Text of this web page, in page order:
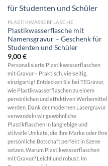
PLASTIKWASSERFLASCHE
Plastikwasserflasche mit
Namensgravur – Geschenk für
Studenten und Schüler
9,00€
Personalisierte Plastikwasserflaschen
mit Gravur – Praktisch, vielseitig,
einzigartig! Entdecken Sie bei TEGravur,
wie Plastikwasserflaschen zu einem
persönlichen und effektiven Werbemittel
werden. Dank der modernen Lasergravur
verwandeln wir gewöhnliche
Plastikflaschen in langlebige und
stilvolle Unikate, die Ihre Marke oder Ihre
persönliche Botschaft perfekt in Szene
setzen. Warum Plastikwasserflaschen
mit Gravur? Leicht und robust: Im